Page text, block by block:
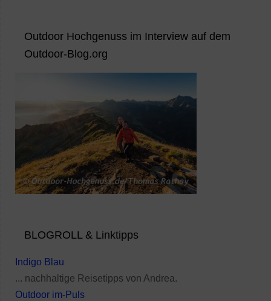
Outdoor Hochgenuss im Interview auf dem
Outdoor-Blog.org
BLOGROLL & Linktipps
Indigo Blau
... nachhaltige Reisetipps von Andrea.
Outdoor im-Puls